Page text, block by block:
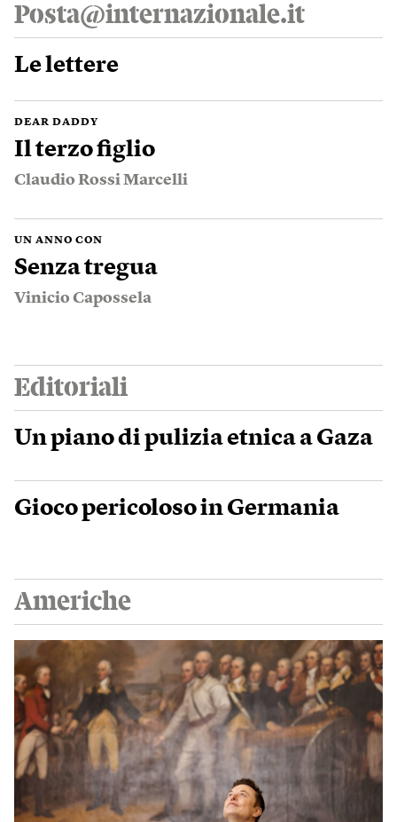
Posta@internazionale.it
Le lettere
DEAR DADDY
Il terzo figlio
Claudio Rossi Marcelli
UN ANNO CON
Senza tregua
Vinicio Capossela
Editoriali
Un piano di pulizia etnica a Gaza
Gioco pericoloso in Germania
Americhe